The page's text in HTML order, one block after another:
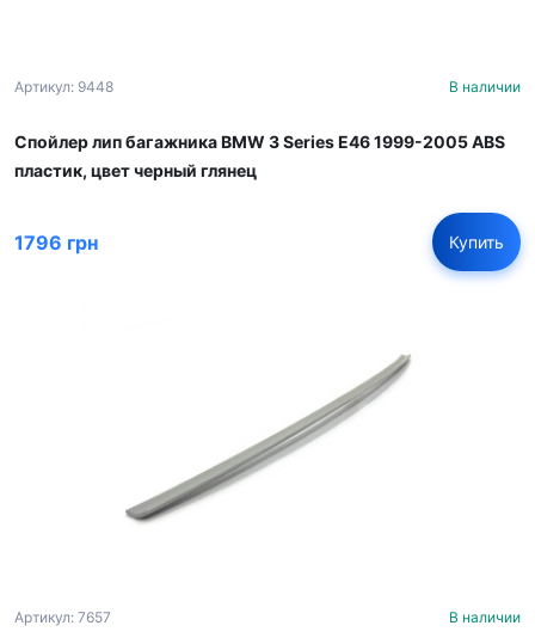
Артикул: 9448 В наличии
Спойлер лип багажника BMW 3 Series E46 1999-2005 ABS
пластик, цвет черный глянец
1796 грн Купить
Артикул: 7657 В наличии